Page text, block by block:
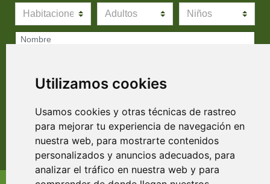
Utilizamos cookies
Usamos cookies y otras técnicas de rastreo
para mejorar tu experiencia de navegación en
nuestra web, para mostrarte contenidos
personalizados y anuncios adecuados, para
analizar el tráfico en nuestra web y para
Enviar reserva Política de cancelaciones